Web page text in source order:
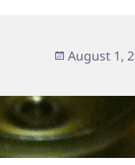
Posted
August 1,